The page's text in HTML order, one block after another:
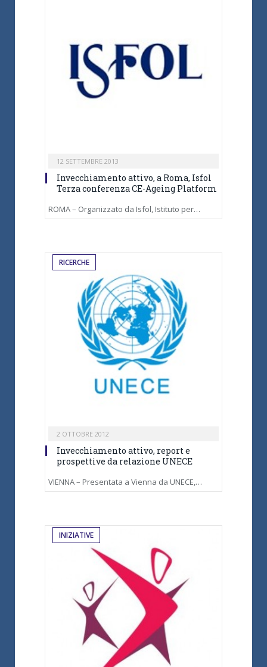
12 SETTEMBRE 2013
Invecchiamento attivo, a Roma, Isfol
Terza conferenza CE-Ageing Platform
ROMA – Organizzato da Isfol, Istituto per…
RICERCHE
2 OTTOBRE 2012
Invecchiamento attivo, report e
prospettive da relazione UNECE
VIENNA – Presentata a Vienna da UNECE,…
INIZIATIVE